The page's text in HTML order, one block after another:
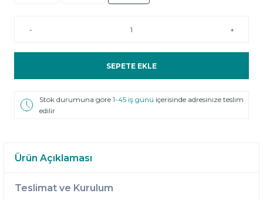
- +
SEPETE EKLE
Stok durumuna göre1-45 iş günü içerisinde adresinize teslim
edilir
Ürün Açıklaması
Teslimat ve Kurulum